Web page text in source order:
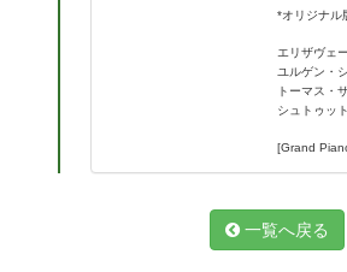
*オリジナ
エリザヴェ
ユルゲン・
トーマス・
シュトゥッ
[Grand
一覧へ戻る